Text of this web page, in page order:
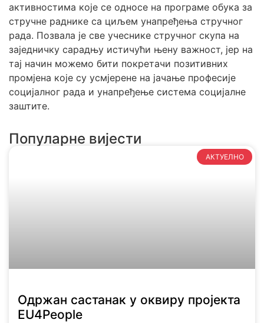
активностима које се односе на програме обука за
стручне раднике са циљем унапређења стручног
рада. Позвала je све учеснике стручног скупа на
заједничку сарадњу истичући њену важност, јер на
тај начин можемо бити покретачи позитивних
промјена које су усмјерене на јачање професије
социјалног рада и унапређење система социјалне
заштите.
Популарне вијести
АКТУЕЛНО
Одржан састанак у оквиру пројекта
EU4People